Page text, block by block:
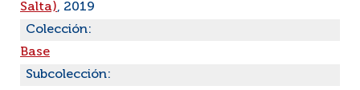
Salta), 2019
Colección:
Base
Subcolección: